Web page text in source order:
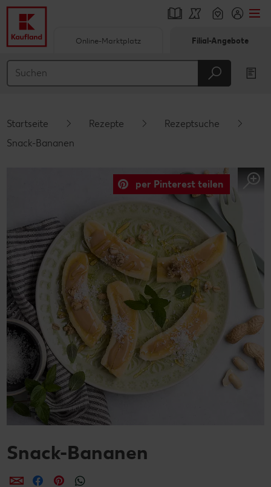
Hauptinhalt
Schwebender Seitenbereich
Online-Marktplatz Filial-Angebote
Startseite Rezepte
Rezeptsuche
Snack-Bananen
per Pinterest teilen
Snack-Bananen
per E-Mail teilen
per Facebook teilen
per Pinterest teilen